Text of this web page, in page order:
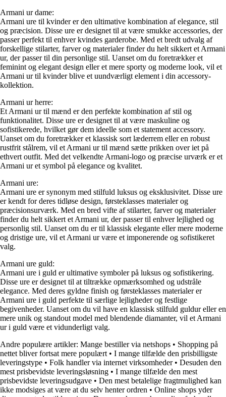
Armani ur dame:
Armani ure til kvinder er den ultimative kombination af elegance, stil
og præcision. Disse ure er designet til at være smukke accessories, der
passer perfekt til enhver kvindes garderobe. Med et bredt udvalg af
forskellige stilarter, farver og materialer finder du helt sikkert et Armani
ur, der passer til din personlige stil. Uanset om du foretrækker et
feminint og elegant design eller et mere sporty og moderne look, vil et
Armani ur til kvinder blive et uundværligt element i din accessory-
kollektion.
Armani ur herre:
Et Armani ur til mænd er den perfekte kombination af stil og
funktionalitet. Disse ure er designet til at være maskuline og
sofistikerede, hvilket gør dem ideelle som et statement accessory.
Uanset om du foretrækker et klassisk sort læderrem eller en robust
rustfrit stålrem, vil et Armani ur til mænd sætte prikken over iet på
ethvert outfit. Med det velkendte Armani-logo og præcise urværk er et
Armani ur et symbol på elegance og kvalitet.
Armani ure:
Armani ure er synonym med stilfuld luksus og eksklusivitet. Disse ure
er kendt for deres tidløse design, førsteklasses materialer og
præcisionsurværk. Med en bred vifte af stilarter, farver og materialer
finder du helt sikkert et Armani ur, der passer til enhver lejlighed og
personlig stil. Uanset om du er til klassisk elegante eller mere moderne
og dristige ure, vil et Armani ur være et imponerende og sofistikeret
valg.
Armani ure guld:
Armani ure i guld er ultimative symboler på luksus og sofistikering.
Disse ure er designet til at tiltrække opmærksomhed og udstråle
elegance. Med deres gyldne finish og førsteklasses materialer er
Armani ure i guld perfekte til særlige lejligheder og festlige
begivenheder. Uanset om du vil have en klassisk stilfuld guldur eller en
mere unik og standout model med blendende diamanter, vil et Armani
ur i guld være et vidunderligt valg.
Andre populære artikler: Mange bestiller via netshops • Shopping på
nettet bliver fortsat mere populært • I mange tilfælde den prisbilligste
leveringstype • Folk handler via internet virksomheder• Desuden den
mest prisbevidste leveringsløsning • I mange tilfælde den mest
prisbevidste leveringsudgave • Den mest betalelige fragtmulighed kan
ikke modsiges at være at du selv henter ordren • Online shops yder